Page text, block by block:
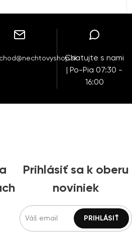
Chatujte s nami
| Po-Pia 07:30 -
16:00
Prihlásiť sa k oberu
noviniek